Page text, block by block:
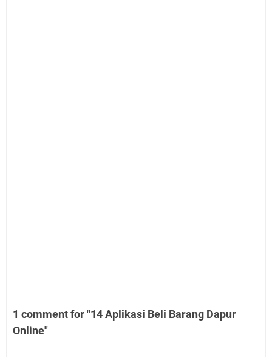
1 comment for "14 Aplikasi Beli Barang Dapur
Online"